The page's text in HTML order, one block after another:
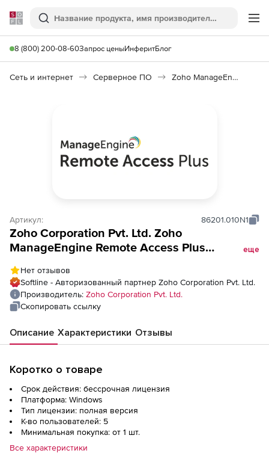
Softline
Поиск
8 (800) 200-08-60Запрос ценыИнферитБлог
Сеть и интернет Серверное ПО Zoho ManageEngine Remote Access Plus
Артикул: 86201.010N1
Zoho Corporation Pvt. Ltd. Zoho
ManageEngine Remote Access Plus
Single Installation), fee for 10000 Computers
and 5 Users
еще
Нет отзывов
Softline - Авторизованный партнер Zoho Corporation Pvt. Ltd.
Производитель: Zoho Corporation Pvt. Ltd.
Скопировать ссылку
Описание Характеристики Отзывы
Коротко о товаре
Срок действия: бессрочная лицензия
Платформа: Windows
Тип лицензии: полная версия
К-во пользователей: 5
Минимальная покупка: от 1 шт.
Все характеристики